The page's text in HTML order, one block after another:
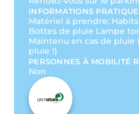
INFORMATIONS
Matériel à prendre:
Bottes de pluie Lampe
Maintenu en cas de pluie
pluie !)
PERSONNES À MOBILITÉ
Non